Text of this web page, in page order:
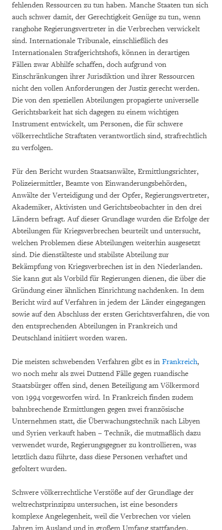
fehlenden Ressourcen zu tun haben. Manche Staaten tun sich
auch schwer damit, der Gerechtigkeit Genüge zu tun, wenn
ranghohe Regierungsvertreter in die Verbrechen verwickelt
sind. Internationale Tribunale, einschließlich des
Internationalen Strafgerichtshofs, können in derartigen
Fällen zwar Abhilfe schaffen, doch aufgrund von
Einschränkungen ihrer Jurisdiktion und ihrer Ressourcen
nicht den vollen Anforderungen der Justiz gerecht werden.
Die von den speziellen Abteilungen propagierte universelle
Gerichtsbarkeit hat sich dagegen zu einem wichtigen
Instrument entwickelt, um Personen, die für schwere
völkerrechtliche Straftaten verantwortlich sind, strafrechtlich
zu verfolgen.
Für den Bericht wurden Staatsanwälte, Ermittlungsrichter,
Polizeiermittler, Beamte von Einwanderungsbehörden,
Anwälte der Verteidigung und der Opfer, Regierungsvertreter,
Akademiker, Aktivisten und Gerichtsbeobachter in den drei
Ländern befragt. Auf dieser Grundlage wurden die Erfolge der
Abteilungen für Kriegsverbrechen beurteilt und untersucht,
welchen Problemen diese Abteilungen weiterhin ausgesetzt
sind. Die dienstälteste und stabilste Abteilung zur
Bekämpfung von Kriegsverbrechen ist in den Niederlanden.
Sie kann gut als Vorbild für Regierungen dienen, die über die
Gründung einer ähnlichen Einrichtung nachdenken. In dem
Bericht wird auf Verfahren in jedem der Länder eingegangen
sowie auf den Abschluss der ersten Gerichtsverfahren, die von
den entsprechenden Abteilungen in Frankreich und
Deutschland initiiert worden waren.
Die meisten schwebenden Verfahren gibt es in Frankreich,
wo noch mehr als zwei Dutzend Fälle gegen ruandische
Staatsbürger offen sind, denen Beteiligung am Völkermord
von 1994 vorgeworfen wird. In Frankreich finden zudem
bahnbrechende Ermittlungen gegen zwei französische
Unternehmen statt, die Überwachungstechnik nach Libyen
und Syrien verkauft haben – Technik, die mutmaßlich dazu
verwendet wurde, Regierungsgegner zu kontrollieren, was
letztlich dazu führte, dass diese Personen verhaftet und
gefoltert wurden.
Schwere völkerrechtliche Verstöße auf der Grundlage der
weltrechstprinzipzu untersuchen, ist eine besonders
komplexe Angelegenheit, weil die Verbrechen vor vielen